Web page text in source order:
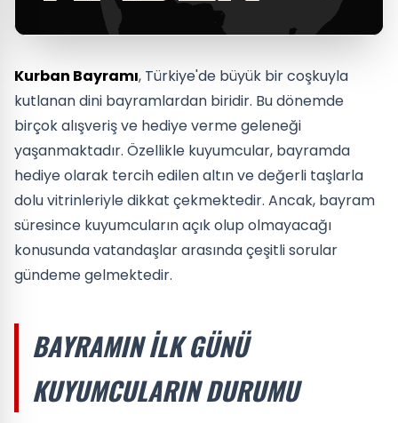
Kurban Bayramı, Türkiye'de büyük bir coşkuyla
kutlanan dini bayramlardan biridir. Bu dönemde
birçok alışveriş ve hediye verme geleneği
yaşanmaktadır. Özellikle kuyumcular, bayramda
hediye olarak tercih edilen altın ve değerli taşlarla
dolu vitrinleriyle dikkat çekmektedir. Ancak, bayram
süresince kuyumcuların açık olup olmayacağı
konusunda vatandaşlar arasında çeşitli sorular
gündeme gelmektedir.
BAYRAMIN İLK GÜNÜ
KUYUMCULARIN DURUMU